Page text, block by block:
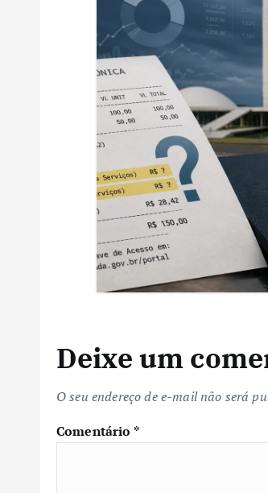
Deixe um
O seu endereço de e-mail não será
Comentário *